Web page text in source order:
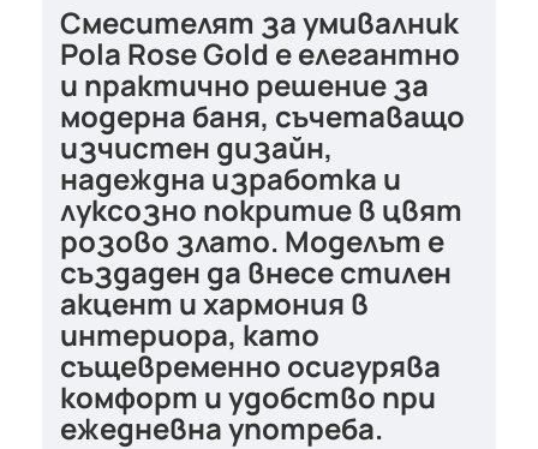
Смесителят за умивалник
Pola Rose Goldе елегантно
и практично решение за
модерна баня, съчетаващо
изчистен дизайн,
надеждна изработка и
луксозно покритие в цвят
розово злато. Моделът е
създаден да внесе стилен
акцент и хармония в
интериора, като
същевременно осигурява
комфорт и удобство при
ежедневна употреба.